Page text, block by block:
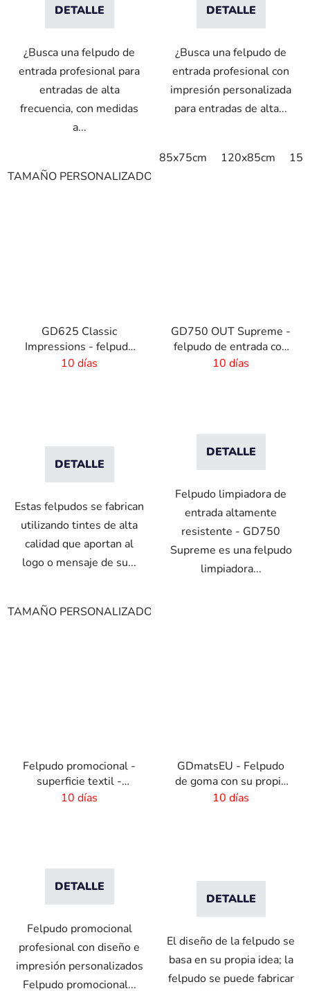
DETALLE
¿Busca una felpudo de
entrada profesional para
entradas de alta
frecuencia, con medidas
a...
TAMAÑO PERSONALIZADO
DETALLE
¿Busca una felpudo de
entrada profesional con
impresión personalizada
para entradas de alta...
85x75cm 120x85cm
GD625 Classic
Impressions - felpudo
logo con impresión HD
10 días
DETALLE
Estas felpudos se fabrican
utilizando tintes de alta
calidad que aportan al
logo o mensaje de su...
TAMAÑO PERSONALIZADO
GD750 OUT Supreme -
felpudo de entrada con
impresión personalizada
10 días
DETALLE
Felpudo limpiadora de
entrada altamente
resistente - GD750
Supreme es una felpudo
limpiadora...
Felpudo promocional -
superficie textil -
115x180 cm
10 días
DETALLE
Felpudo promocional
profesional con diseño e
impresión personalizados
Felpudo promocional...
GDmatsEU - Felpudo
de goma con su propio
logo - interior-exterior
10 días
DETALLE
El diseño de la felpudo se
basa en su propia idea; la
felpudo se puede fabricar